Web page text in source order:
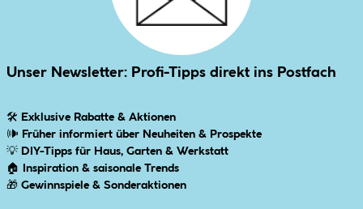
Unser Newsletter: Profi-Tipps direkt ins Postfach
🛠 Exklusive Rabatte & Aktionen
🕪 Früher informiert über Neuheiten & Prospekte
💡 DIY-Tipps für Haus, Garten & Werkstatt
🏠
Inspiration & saisonale Trends
🎁 Gewinnspiele & Sonderaktionen